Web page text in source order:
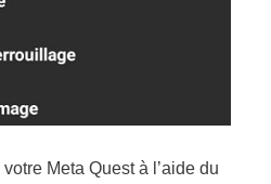
Meta Quest à l’aide du